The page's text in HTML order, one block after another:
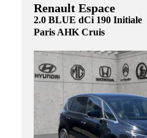
Renault Espace
2.0 BLUE dCi 190 Initiale
Paris AHK Cruis